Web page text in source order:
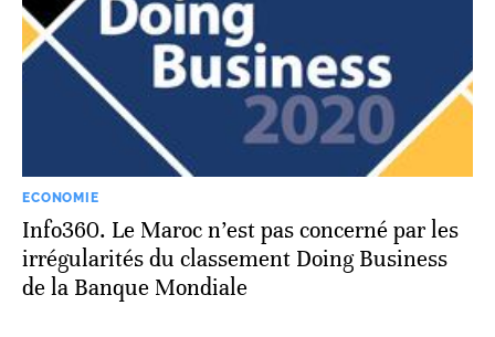
ECONOMIE
Info360. Le Maroc n’est pas concerné par les
irrégularités du classement Doing Business
de la Banque Mondiale